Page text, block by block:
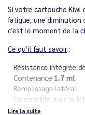
Si votre cartouche Kiwi
fatigue, une diminution
c'est le moment de la
Ce qu’il faut savoir :
Résistance intégrée de
Contenance 1.7 ml
Remplissage latéral
Compatible avec le kit
Vendues par 2 + 2
Lire la suite